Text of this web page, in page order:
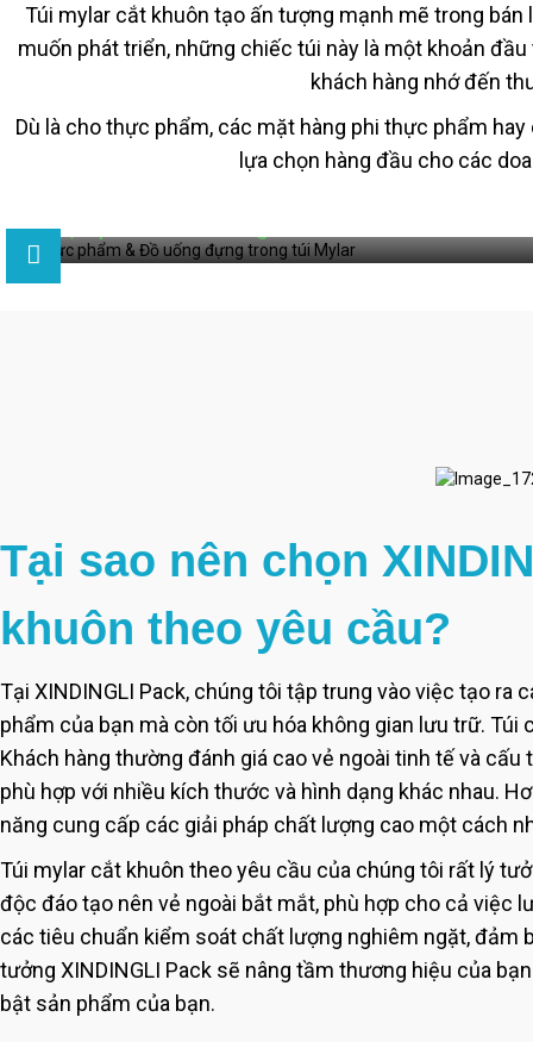
Túi mylar cắt khuôn tạo ấn tượng mạnh mẽ trong
muốn phát triển, những chiếc túi này là một khoản
khách hàng nhớ đến
Dù là cho thực phẩm, các mặt hàng phi thực phẩm
lựa chọn hàng đầu cho các
Tại sao nên chọn
khuôn theo yêu cầu?
Tại XINDINGLI Pack, chúng tôi tập trung vào việc tạo
phẩm của bạn mà còn tối ưu hóa không gian lưu trữ.
Khách hàng thường đánh giá cao vẻ ngoài tinh tế và
phù hợp với nhiều kích thước và hình dạng khác nhau.
năng cung cấp các giải pháp chất lượng cao một cách
Túi mylar cắt khuôn theo yêu cầu của chúng tôi rất lý
độc đáo tạo nên vẻ ngoài bắt mắt, phù hợp cho cả việc
các tiêu chuẩn kiểm soát chất lượng nghiêm ngặt, đảm
tưởng XINDINGLI Pack sẽ nâng tầm thương hiệu của
bật sản phẩm của bạn.